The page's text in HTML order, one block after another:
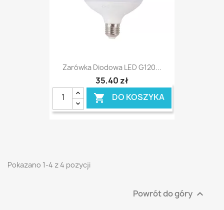
Zarówka Diodowa LED G120...
35,40 zł
 DO KOSZYKA
Pokazano 1-4 z 4 pozycji
Powrót do góry 